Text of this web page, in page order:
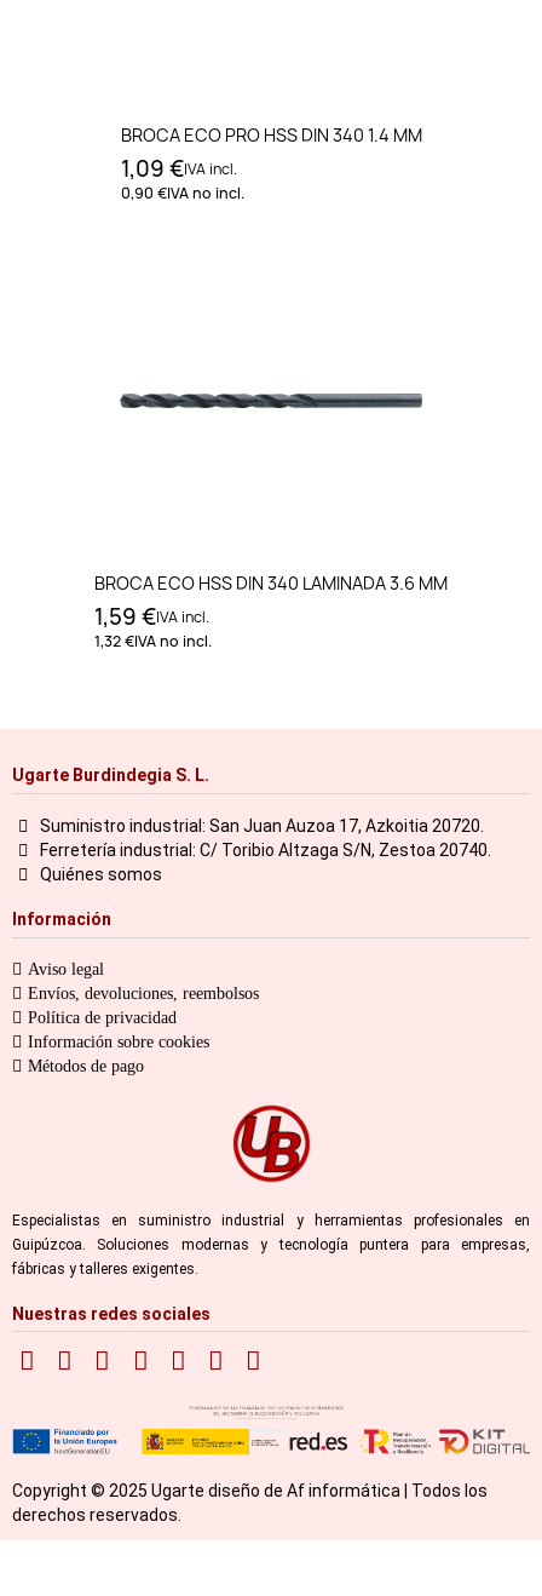
BROCA ECO PRO HSS DIN 340 1.4 MM
1,09 €IVA incl.
0,90 €IVA no incl.
BROCA ECO HSS DIN 340 LAMINADA 3.6 MM
1,59 €IVA incl.
1,32 €IVA no incl.
Ugarte Burdindegia S. L.
Suministro industrial: San Juan Auzoa 17, Azkoitia 20720.
Ferretería industrial: C/ Toribio Altzaga S/N, Zestoa 20740.
Quiénes somos
Información
Aviso legal
Envíos, devoluciones, reembolsos
Política de privacidad
Información sobre cookies
Métodos de pago
Especialistas en suministro industrial y herramientas profesionales en
Guipúzcoa. Soluciones modernas y tecnología puntera para empresas,
fábricas y talleres exigentes.
Nuestras redes sociales
Copyright © 2025 Ugarte diseño de Af informática | Todos los
derechos reservados.